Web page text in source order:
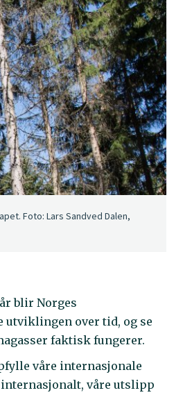
Foto: Lars Sandved Dalen,
blir Norges
utviklingen over tid, og se
faktisk fungerer.
våre internasjonale
våre utslipp